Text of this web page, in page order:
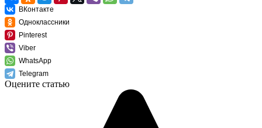
ВКонтакте
Одноклассники
Pinterest
Viber
WhatsApp
Telegram
Оцените статью